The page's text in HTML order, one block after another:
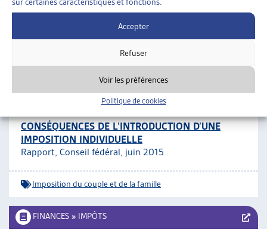
Accepter
Refuser
Voir les préférences
Politique de cookies
RÉGULARISATION
Canton de Neuchâtel, communiqué, janv. 2016
IMPOSITION DU COUPLE ET
CONSÉQUENCES DE L’INTRODUCTION D’UNE
IMPOSITION INDIVIDUELLE
Rapport, Conseil fédéral, juin 2015
Imposition du couple et de la famille
FINANCES » IMPÔTS